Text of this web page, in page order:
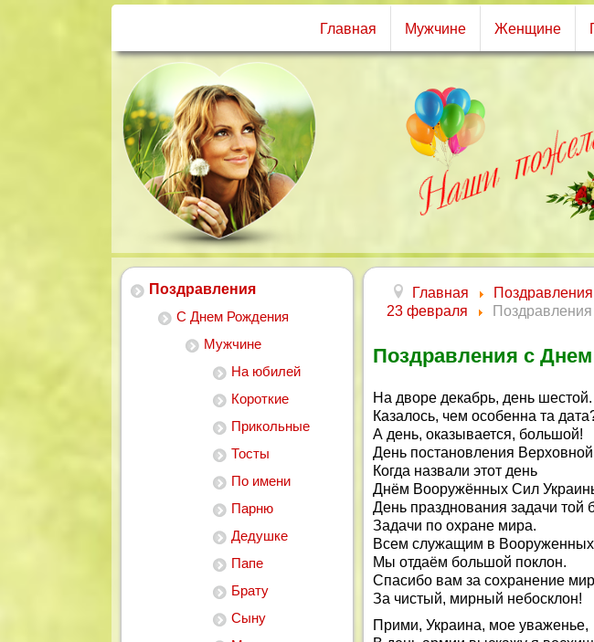
Главная Мужчине Женщине
Поздравления
С Днем Рождения
Мужчине
На юбилей
Короткие
Прикольные
Тосты
По имени
Парню
Дедушке
Папе
Брату
Сыну
Главная Поздравления
23 февраля
Поздравления с
На дворе декабрь, день шестой.
Казалось, чем особенна та
А день, оказывается, большой!
День постановления
Когда назвали этот день
Днём Вооружённых Сил
День празднования задачи
Задачи по охране мира.
Всем служащим в
Мы отдаём большой поклон.
Спасибо вам за сохранение
За чистый, мирный небосклон!
Прими, Украина, мое уваженье,